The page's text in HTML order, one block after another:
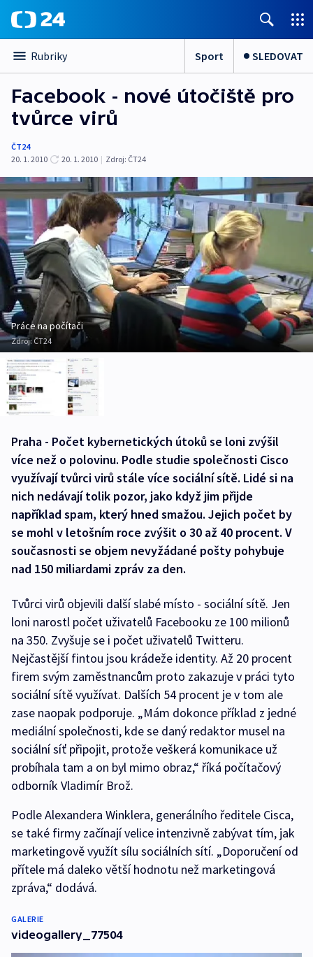
Rubriky Sport SLEDOVAT
Facebook - nové útočiště pro
tvůrce virů
ČT24
20. 1. 2010
20. 1. 2010 | Zdroj: ČT24
Práce na počítači
Zdroj: ČT24
Praha - Počet kybernetických útoků se loni zvýšil
více než o polovinu. Podle studie společnosti Cisco
využívají tvůrci virů stále více sociální sítě. Lidé si na
nich nedávají tolik pozor, jako když jim přijde
například spam, který hned smažou. Jejich počet by
se mohl v letošním roce zvýšit o 30 až 40 procent. V
současnosti se objem nevyžádané pošty pohybuje
nad 150 miliardami zpráv za den.
Tvůrci virů objevili další slabé místo - sociální sítě. Jen
loni narostl počet uživatelů Facebooku ze 100 milionů
na 350. Zvyšuje se i počet uživatelů Twitteru.
Nejčastější fintou jsou krádeže identity. Až 20 procent
firem svým zaměstnancům proto zakazuje v práci tyto
sociální sítě využívat. Dalších 54 procent je v tom ale
zase naopak podporuje. „Mám dokonce příklad z jedné
mediální společnosti, kde se daný redaktor musel na
sociální síť připojit, protože veškerá komunikace už
probíhala tam a on byl mimo obraz,“ říká počítačový
odborník Vladimír Brož.
Podle Alexandera Winklera, generálního ředitele Cisca,
se také firmy začínají velice intenzivně zabývat tím, jak
marketingově využít sílu sociálních sítí. „Doporučení od
přítele má daleko větší hodnotu než marketingová
zpráva,“ dodává.
GALERIE
videogallery_77504